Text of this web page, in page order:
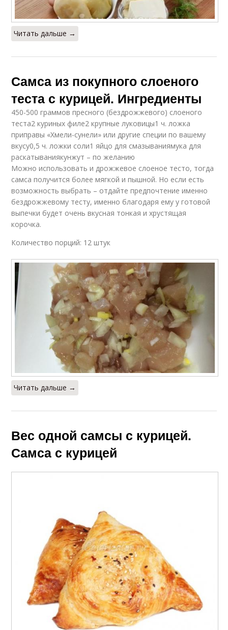
Читать дальше →
Самса из покупного слоеного
теста с курицей. Ингредиенты
450-500 граммов пресного (бездрожжевого) слоеного
теста2 куриных филе2 крупные луковицы1 ч. ложка
приправы «Хмели-сунели» или другие специи по вашему
вкусу0,5 ч. ложки соли1 яйцо для смазываниямука для
раскатываниякунжут – по желанию
Можно использовать и дрожжевое слоеное тесто, тогда
самса получится более мягкой и пышной. Но если есть
возможность выбрать – отдайте предпочтение именно
бездрожжевому тесту, именно благодаря ему у готовой
выпечки будет очень вкусная тонкая и хрустящая
корочка.
Количество порций: 12 штук
Читать дальше →
Вес одной самсы с курицей.
Самса с курицей